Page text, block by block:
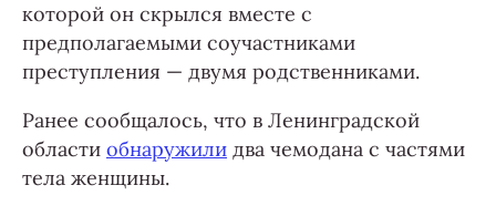
которой он скрылся вместе с
предполагаемыми соучастниками
преступления — двумя родственниками.
Ранее сообщалось, что в Ленинградской
области обнаружили два чемодана с частями
тела женщины.